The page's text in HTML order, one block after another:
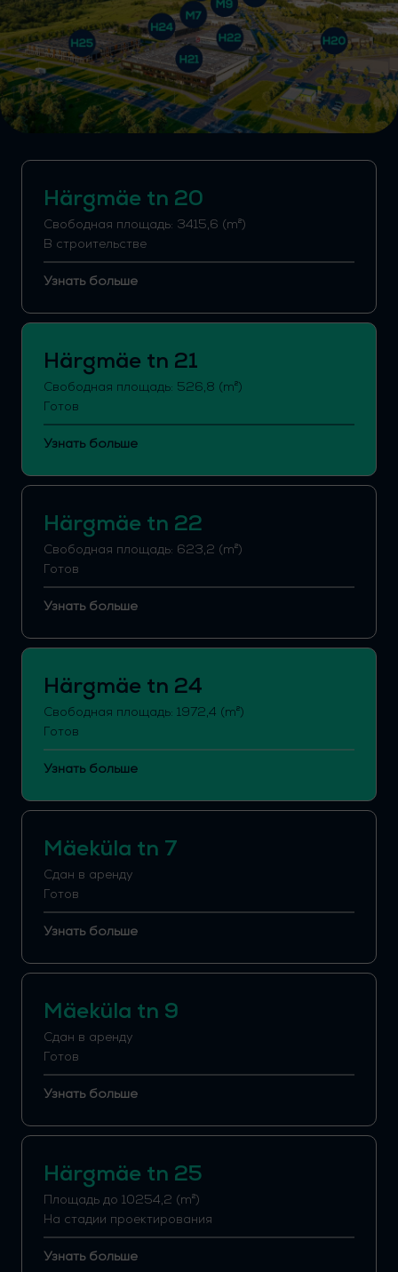
Härgmäe tn 20
Свободная площадь: 3415,6 (m²)
В строительстве
Узнать больше
Härgmäe tn 21
Свободная площадь: 526,8 (m²)
Готов
Узнать больше
Härgmäe tn 22
Свободная площадь: 623,2 (m²)
Готов
Узнать больше
Härgmäe tn 24
Свободная площадь: 1972,4 (m²)
Готов
Узнать больше
Mäeküla tn 7
Сдан в аренду
Готов
Узнать больше
Mäeküla tn 9
Сдан в аренду
Готов
Узнать больше
Härgmäe tn 25
Площадь до 10254,2 (m²)
На стадии проектирования
Узнать больше